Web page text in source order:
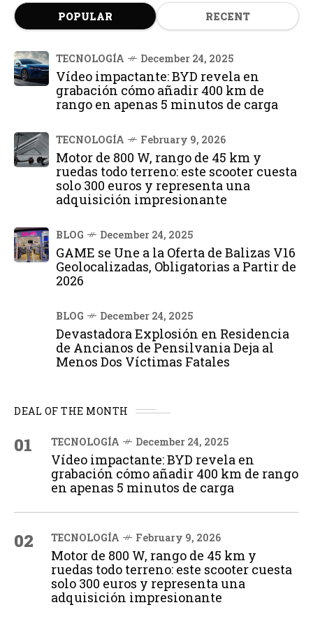
POPULAR RECENT
TECNOLOGÍA December 24, 2025
Vídeo impactante: BYD revela en
grabación cómo añadir 400 km de
rango en apenas 5 minutos de carga
TECNOLOGÍA February 9, 2026
Motor de 800 W, rango de 45 km y
ruedas todo terreno: este scooter cuesta
solo 300 euros y representa una
adquisición impresionante
BLOG December 24, 2025
GAME se Une a la Oferta de Balizas V16
Geolocalizadas, Obligatorias a Partir de
2026
BLOG December 24, 2025
Devastadora Explosión en Residencia
de Ancianos de Pensilvania Deja al
Menos Dos Víctimas Fatales
DEAL OF THE MONTH
01 TECNOLOGÍA December 24, 2025
Vídeo impactante: BYD revela en
grabación cómo añadir 400 km de rango
en apenas 5 minutos de carga
02 TECNOLOGÍA February 9, 2026
Motor de 800 W, rango de 45 km y
ruedas todo terreno: este scooter cuesta
solo 300 euros y representa una
adquisición impresionante